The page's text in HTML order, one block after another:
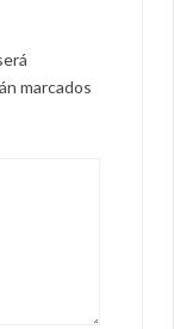
marcados